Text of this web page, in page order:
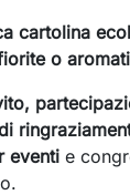
cartolina
o
eventi e